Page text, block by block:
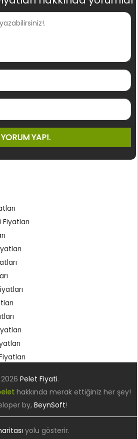
Pelet Fiyati.
hakkında merak ettiğiniz her şey!
by, BeynSoft!
yolu gösterir.